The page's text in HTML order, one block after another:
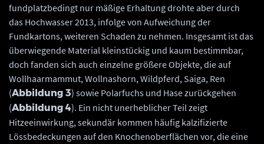
fundplatzbedingt nur mäßige Erhaltung drohte aber durch
das Hochwasser 2013, infolge von Aufweichung der
Fundkartons, weiteren Schaden zu nehmen. Insgesamt ist das
überwiegende Material kleinstückig und kaum bestimmbar,
doch fanden sich auch einzelne größere Objekte, die auf
Wollhaarmammut, Wollnashorn, Wildpferd, Saiga, Ren
(Abbildung 3) sowie Polarfuchs und Hase zurückgehen
(Abbildung 4). Ein nicht unerheblicher Teil zeigt
Hitzeeinwirkung, sekundär kommen häufig kalzifizierte
Lössbedeckungen auf den Knochenoberflächen vor, die eine